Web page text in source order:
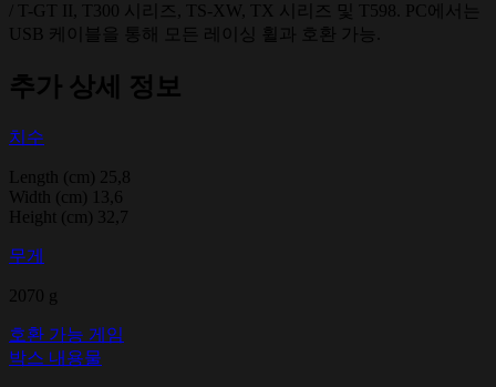
/ T-GT II, T300 시리즈, TS-XW, TX 시리즈 및 T598. PC에서는
USB 케이블을 통해 모든 레이싱 휠과 호환 가능.
추가 상세 정보
치수
Length (cm) 25,8
Width (cm) 13,6
Height (cm) 32,7
무게
2070 g
호환 가능 게임
박스 내용물